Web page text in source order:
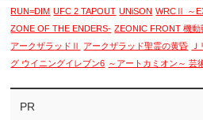
RUN=DIM UFC 2 TAPOUT UNiSON WRCⅡ ～
ZONE OF THE ENDERS- ZEONIC FRONT 機動
アークザラッドⅡ
アークザラッド聖霊の黄昏
グ ウイニングイレブン6 ～アートカミオン～ 芸
PR